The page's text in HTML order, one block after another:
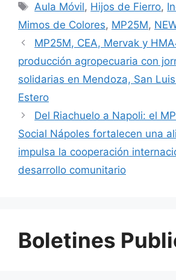
Aula Móvil, Hijos de Fierro,
Mimos de Colores, MP25M,
MP25M, CEA, Mervak y
producción agropecuaria con
solidarias en Mendoza, San
Estero
Del Riachuelo a Napoli: el
Social Nápoles fortalecen una
impulsa la cooperación
desarrollo comunitario
Boletines